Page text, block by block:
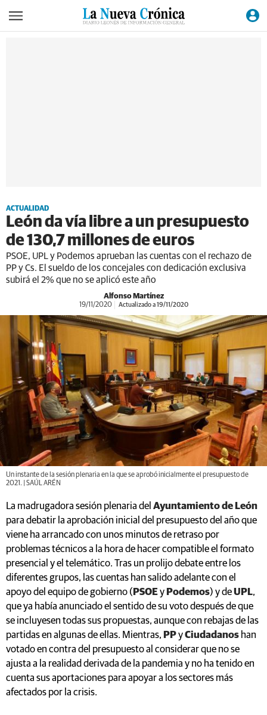
ACTUALIDAD
León da vía libre a un presupuesto
de 130,7 millones de euros
PSOE, UPL y Podemos aprueban las cuentas con el rechazo de
PP y Cs. El sueldo de los concejales con dedicación exclusiva
subirá el 2% que no se aplicó este año
Alfonso Martínez
19/11/2020 Actualizado a 19/11/2020
Un instante de la sesión plenaria en la que se aprobó inicialmente el presupuesto de
2021. | SAÚL ARÉN
La madrugadora sesión plenaria del Ayuntamiento de León
para debatir la aprobación inicial del presupuesto del año que
viene ha arrancado con unos minutos de retraso por
problemas técnicos a la hora de hacer compatible el formato
presencial y el telemático. Tras un prolijo debate entre los
diferentes grupos, las cuentas han salido adelante con el
apoyo del equipo de gobierno ( PSOEy Podemos) y deUPL,
que ya había anunciado el sentido de su voto después de que
se incluyesen todas sus propuestas, aunque con rebajas de las
partidas en algunas de ellas. Mientras, PPyCiudadanos han
votado en contra del presupuesto al considerar que no se
ajusta a la realidad derivada de la pandemia y no ha tenido en
cuenta sus aportaciones para apoyar a los sectores más
afectados por la crisis.